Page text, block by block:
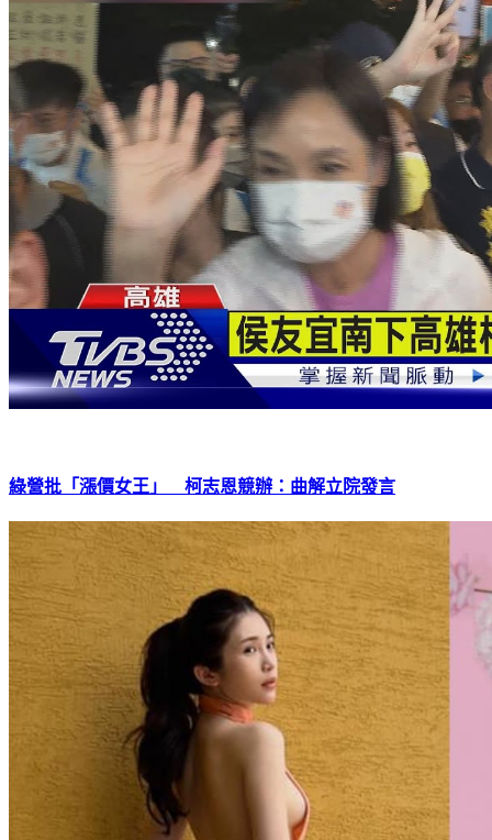
綠營批「漲價女王」 柯志恩競辦：曲解立院發言